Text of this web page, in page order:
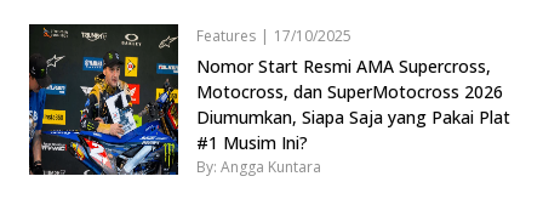
Features | 17/10/2025
Nomor Start Resmi AMA Supercross,
Motocross, dan SuperMotocross 2026
Diumumkan, Siapa Saja yang Pakai Plat
#1 Musim Ini?
By: Angga Kuntara